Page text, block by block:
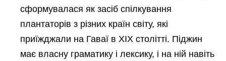
сформувалася як засіб спілкування
плантаторів з різних країн світу, які
приїжджали на Гаваї в XIX столітті. Піджин
має власну граматику і лексику, і на ній навіть